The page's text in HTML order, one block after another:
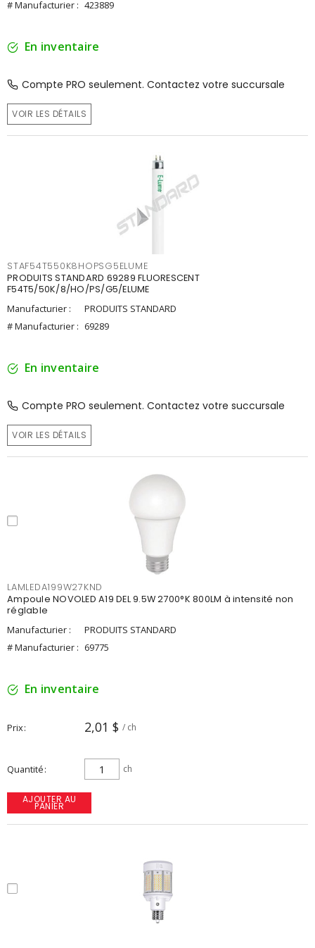
# Manufacturier : 423889
En inventaire
Compte PRO seulement. Contactez votre succursale
VOIR LES DÉTAILS
STAF54T550K8HOPSG5ELUME
PRODUITS STANDARD 69289 FLUORESCENT
F54T5/50K/8/HO/PS/G5/ELUME
Manufacturier :
PRODUITS STANDARD
# Manufacturier : 69289
En inventaire
Compte PRO seulement. Contactez votre succursale
VOIR LES DÉTAILS
LAMLEDA199W27KND
Ampoule NOVOLED A19 DEL 9.5W 2700°K 800LM à intensité non
réglable
Manufacturier :
PRODUITS STANDARD
# Manufacturier : 69775
En inventaire
Prix 2,01 $ / ch
Quantité ch
AJOUTER AU
PANIER